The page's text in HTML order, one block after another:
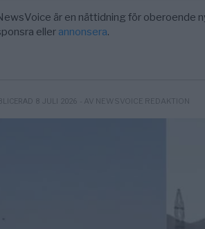
är en nättidning för oberoende
eller annonsera.
8 JULI 2026 - AV NEWSVOICE REDAKTION